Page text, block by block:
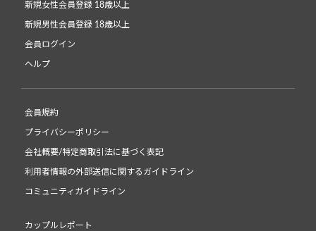
新規女性会員登録 18歳以上
新規男性会員登録 18歳以上
会員ログイン
ヘルプ
会員規約
プライバシーポリシー
会社概要/特定商取引法に基づく表記
利用者情報の外部送信に関するガイドライン
コミュニティガイドライン
カップルレポート